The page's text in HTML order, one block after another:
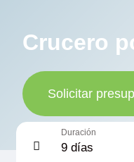
Crucero
Solicitar
Duración
9 días